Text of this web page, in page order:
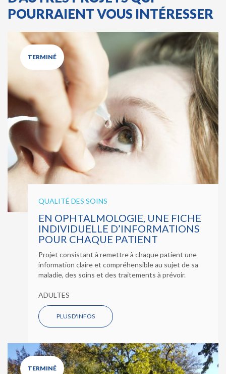
POURRAIENT VOUS INTÉRESSER
TERMINÉ
QUALITÉ DES SOINS
EN OPHTALMOLOGIE, UNE FICHE
INDIVIDUELLE D’INFORMATIONS
POUR CHAQUE PATIENT
Projet consistant à remettre à chaque patient une
information claire et compréhensible au sujet de sa
maladie, des soins et des traitements à prévoir.
ADULTES
PLUS D'INFOS
TERMINÉ